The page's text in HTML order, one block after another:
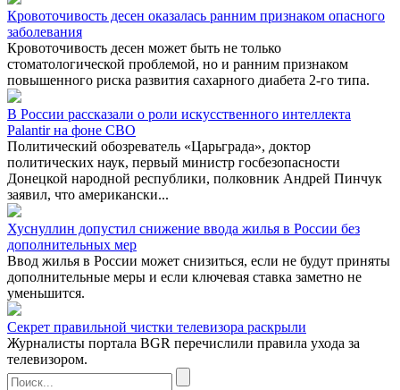
Кровоточивость десен оказалась ранним признаком опасного
заболевания
Кровоточивость десен может быть не только
стоматологической проблемой, но и ранним признаком
повышенного риска развития сахарного диабета 2-го типа.
В России рассказали о роли искусственного интеллекта
Palantir на фоне СВО
Политический обозреватель «Царьграда», доктор
политических наук, первый министр госбезопасности
Донецкой народной республики, полковник Андрей Пинчук
заявил, что американски...
Хуснуллин допустил снижение ввода жилья в России без
дополнительных мер
Ввод жилья в России может снизиться, если не будут приняты
дополнительные меры и если ключевая ставка заметно не
уменьшится.
Секрет правильной чистки телевизора раскрыли
Журналисты портала BGR перечислили правила ухода за
телевизором.